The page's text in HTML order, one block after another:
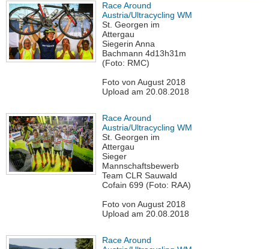
Race Around
Austria/Ultracycling WM
St. Georgen im
Attergau
Siegerin Anna
Bachmann 4d13h31m
(Foto: RMC)
Foto von August 2018
Upload am 20.08.2018
Race Around
Austria/Ultracycling WM
St. Georgen im
Attergau
Sieger
Mannschaftsbewerb
Team CLR Sauwald
Cofain 699 (Foto: RAA)
Foto von August 2018
Upload am 20.08.2018
Race Around